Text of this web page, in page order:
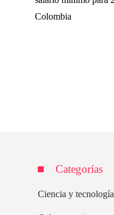
Categorías
Ciencia y tecnología